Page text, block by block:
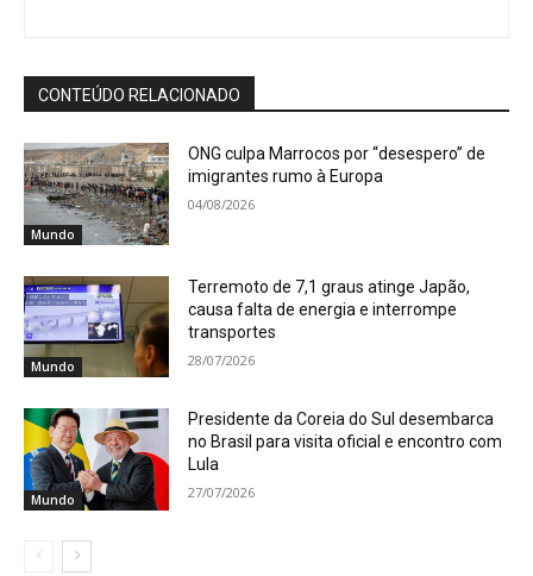
CONTEÚDO RELACIONADO
Mundo
ONG culpa Marrocos por “desespero” de
imigrantes rumo à Europa
04/08/2026
Mundo
Terremoto de 7,1 graus atinge Japão,
causa falta de energia e interrompe
transportes
28/07/2026
Mundo
Presidente da Coreia do Sul desembarca
no Brasil para visita oficial e encontro com
Lula
27/07/2026